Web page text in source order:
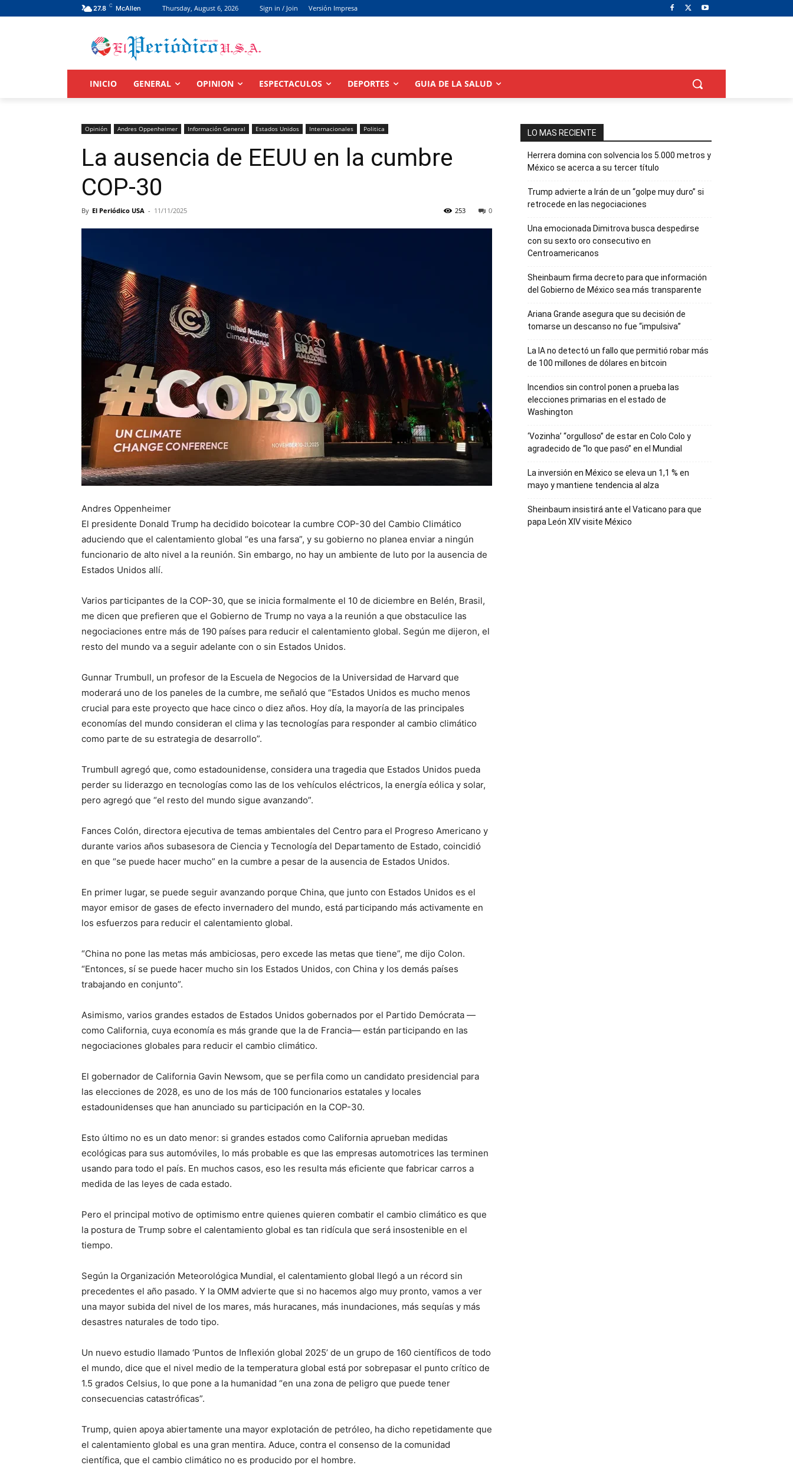
27.8 C McAllen Thursday, August 6, 2026 Sign in / Join Versión Impresa
INICIO GENERAL OPINION ESPECTACULOS DEPORTES GUIA DE LA SALUD
Opinión Andres Oppenheimer Información General Estados Unidos Internacionales Politica
La ausencia de EEUU en la cumbre
COP-30
By El Periódico USA - 11/11/2025 0
253
Andres Oppenheimer
El presidente Donald Trump ha decidido boicotear la cumbre COP-30 del Cambio Climático
aduciendo que el calentamiento global “es una farsa”, y su gobierno no planea enviar a ningún
funcionario de alto nivel a la reunión. Sin embargo, no hay un ambiente de luto por la ausencia de
Estados Unidos allí.
Varios participantes de la COP-30, que se inicia formalmente el 10 de diciembre en Belén, Brasil,
me dicen que prefieren que el Gobierno de Trump no vaya a la reunión a que obstaculice las
negociaciones entre más de 190 países para reducir el calentamiento global. Según me dijeron, el
resto del mundo va a seguir adelante con o sin Estados Unidos.
Gunnar Trumbull, un profesor de la Escuela de Negocios de la Universidad de Harvard que
moderará uno de los paneles de la cumbre, me señaló que “Estados Unidos es mucho menos
crucial para este proyecto que hace cinco o diez años. Hoy día, la mayoría de las principales
economías del mundo consideran el clima y las tecnologías para responder al cambio climático
como parte de su estrategia de desarrollo”.
Trumbull agregó que, como estadounidense, considera una tragedia que Estados Unidos pueda
perder su liderazgo en tecnologías como las de los vehículos eléctricos, la energía eólica y solar,
pero agregó que “el resto del mundo sigue avanzando”.
Fances Colón, directora ejecutiva de temas ambientales del Centro para el Progreso Americano y
durante varios años subasesora de Ciencia y Tecnología del Departamento de Estado, coincidió
en que “se puede hacer mucho” en la cumbre a pesar de la ausencia de Estados Unidos.
En primer lugar, se puede seguir avanzando porque China, que junto con Estados Unidos es el
mayor emisor de gases de efecto invernadero del mundo, está participando más activamente en
los esfuerzos para reducir el calentamiento global.
“China no pone las metas más ambiciosas, pero excede las metas que tiene”, me dijo Colon.
“Entonces, sí se puede hacer mucho sin los Estados Unidos, con China y los demás países
trabajando en conjunto”.
Asimismo, varios grandes estados de Estados Unidos gobernados por el Partido Demócrata —
como California, cuya economía es más grande que la de Francia— están participando en las
negociaciones globales para reducir el cambio climático.
El gobernador de California Gavin Newsom, que se perfila como un candidato presidencial para
las elecciones de 2028, es uno de los más de 100 funcionarios estatales y locales
estadounidenses que han anunciado su participación en la COP-30.
Esto último no es un dato menor: si grandes estados como California aprueban medidas
ecológicas para sus automóviles, lo más probable es que las empresas automotrices las terminen
usando para todo el país. En muchos casos, eso les resulta más eficiente que fabricar carros a
medida de las leyes de cada estado.
Pero el principal motivo de optimismo entre quienes quieren combatir el cambio climático es que
la postura de Trump sobre el calentamiento global es tan ridícula que será insostenible en el
tiempo.
Según la Organización Meteorológica Mundial, el calentamiento global llegó a un récord sin
precedentes el año pasado. Y la OMM advierte que si no hacemos algo muy pronto, vamos a ver
una mayor subida del nivel de los mares, más huracanes, más inundaciones, más sequías y más
desastres naturales de todo tipo.
Un nuevo estudio llamado ‘Puntos de Inflexión global 2025’ de un grupo de 160 científicos de todo
el mundo, dice que el nivel medio de la temperatura global está por sobrepasar el punto crítico de
1.5 grados Celsius, lo que pone a la humanidad “en una zona de peligro que puede tener
consecuencias catastróficas”.
Trump, quien apoya abiertamente una mayor explotación de petróleo, ha dicho repetidamente que
el calentamiento global es una gran mentira. Aduce, contra el consenso de la comunidad
científica, que el cambio climático no es producido por el hombre.
LO MAS RECIENTE
Herrera domina con solvencia los 5.000 metros y
México se acerca a su tercer título
Trump advierte a Irán de un “golpe muy duro” si
retrocede en las negociaciones
Una emocionada Dimitrova busca despedirse
con su sexto oro consecutivo en
Centroamericanos
Sheinbaum firma decreto para que información
del Gobierno de México sea más transparente
Ariana Grande asegura que su decisión de
tomarse un descanso no fue “impulsiva”
La IA no detectó un fallo que permitió robar más
de 100 millones de dólares en bitcoin
Incendios sin control ponen a prueba las
elecciones primarias en el estado de
Washington
‘Vozinha’ “orgulloso” de estar en Colo Colo y
agradecido de “lo que pasó” en el Mundial
La inversión en México se eleva un 1,1 % en
mayo y mantiene tendencia al alza
Sheinbaum insistirá ante el Vaticano para que
papa León XIV visite México